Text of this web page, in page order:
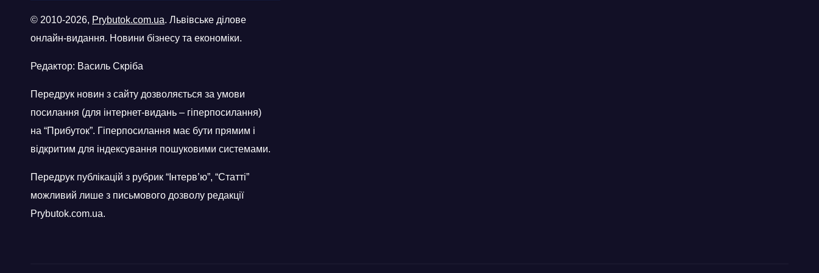
© 2010-2026, Prybutok.com.ua. Львівське ділове
онлайн-видання. Новини бізнесу та економіки.
Редактор: Василь Скріба
Передрук новин з сайту дозволяється за умови
посилання (для інтернет-видань – гіперпосилання)
на “Прибуток”. Гіперпосилання має бути прямим і
відкритим для індексування пошуковими системами.
Передрук публікацій з рубрик “Інтерв’ю”, “Статті”
можливий лише з письмового дозволу редакції
Prybutok.com.ua.